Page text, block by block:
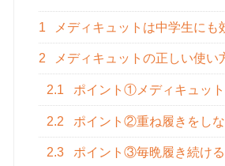
1 メディキュットは中学生にも
2 メディキュットの正しい使い
2.1 ポイント①メディキュッ
2.2 ポイント②重ね履きをし
2.3 ポイント③毎晩履き続ける